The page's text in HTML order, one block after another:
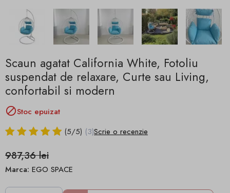
Scaun agatat California White, Fotoliu
suspendat de relaxare, Curte sau Living,
confortabil si modern
Stoc epuizat
(5/5) (3)Scrie o recenzie
987,36 lei
Marca: EGO SPACE